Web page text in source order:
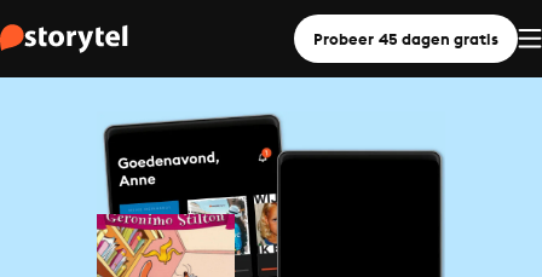
Probeer 45 dagen gratis